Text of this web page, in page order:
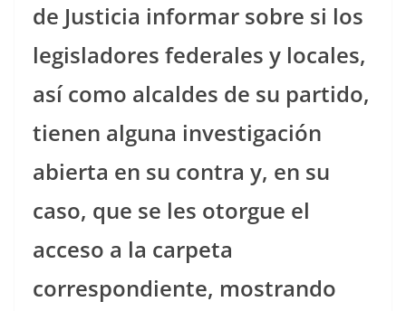
de Justicia informar sobre si los
legisladores federales y locales,
así como alcaldes de su partido,
tienen alguna investigación
abierta en su contra y, en su
caso, que se les otorgue el
acceso a la carpeta
correspondiente, mostrando